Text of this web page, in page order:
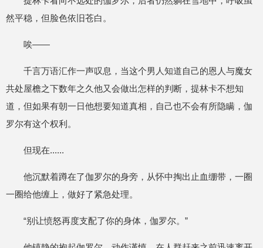
然平稳，但脸色依旧苍白。
唉——
千言万语汇作一声叹息，当这个男人知道自己的恩人与魔女
共处屋檐之下数年之久他又会做出怎样的判断，提林卡不想知
道，但如果有朝一日他想要知道真相，自己也不会有所隐瞒，伽
罗尔有这个权利。
但现在......
他沉默着蹲在了伽罗尔的身旁，从怀中掏出止血绷带，一圈
一圈给他缠上，做好了紧急处理。
“别让愤怒再度支配了你的身体，伽罗尔。”